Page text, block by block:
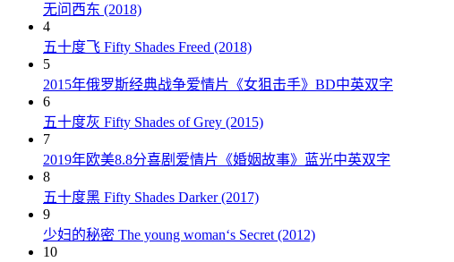
无问西东 (2018)
4
五十度飞 Fifty Shades Freed (2018)
5
2015年俄罗斯经典战争爱情片《女狙击手》BD中英双字
6
五十度灰 Fifty Shades of Grey (2015)
7
2019年欧美8.8分喜剧爱情片《婚姻故事》蓝光中英双字
8
五十度黑 Fifty Shades Darker (2017)
9
少妇的秘密 The young woman‘s Secret (2012)
10